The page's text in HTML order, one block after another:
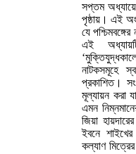
সপ্তম
পৃষ্ঠায়। এই
যে
এই
নাটকসমূহে
প্রকাশিত।
মূল্যায়ন করা
এমন
জিয়া
ইবনে
কল্যাণ